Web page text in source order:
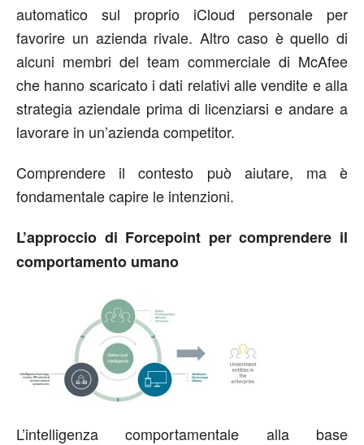
automatico sul proprio iCloud personale per
favorire un azienda rivale. Altro caso è quello di
alcuni membri del team commerciale di McAfee
che hanno scaricato i dati relativi alle vendite e alla
strategia aziendale prima di licenziarsi e andare a
lavorare in un’azienda competitor.
Comprendere il contesto può aiutare, ma è
fondamentale capire le intenzioni.
L’approccio di Forcepoint per comprendere il
comportamento umano
L’intelligenza comportamentale alla base